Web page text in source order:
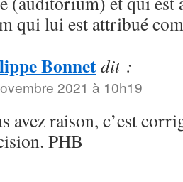
qui lui est attribué
Bonnetdit :
2021 à 10h19
avez raison, c’est
PHB